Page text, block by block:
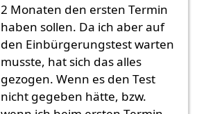
2 Monaten den ersten Termin
haben sollen. Da ich aber auf
den Einbürgerungstest warten
musste, hat sich das alles
gezogen. Wenn es den Test
nicht gegeben hätte, bzw.